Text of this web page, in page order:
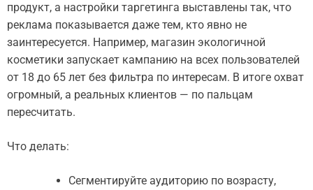
продукт, а настройки таргетинга выставлены так, что
реклама показывается даже тем, кто явно не
заинтересуется. Например, магазин экологичной
косметики запускает кампанию на всех пользователей
от 18 до 65 лет без фильтра по интересам. В итоге охват
огромный, а реальных клиентов — по пальцам
пересчитать.
Что делать:
Сегментируйте аудиторию по возрасту,